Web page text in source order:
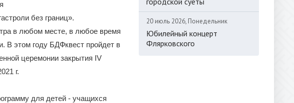
без границ».
в любом месте, в любое время
В этом году БДФквест пройдет в
церемонии закрытия IV
г.
для детей - учащихся
20 июль 2026, Понедельник
Юбилейный концерт
Флярковского